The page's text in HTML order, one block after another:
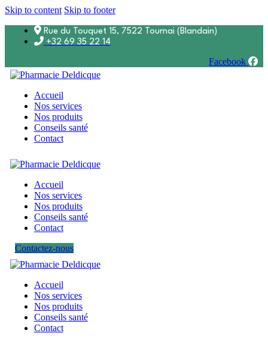
Skip to content Skip to footer
Rue du Touquet 15, 7522 Tournai (Blandain)
+32 69 35 22 14
Facebook
Accueil
Nos services
Nos produits
Conseils santé
Contact
Accueil
Nos services
Nos produits
Conseils santé
Contact
Contactez-nous
Accueil
Nos services
Nos produits
Conseils santé
Contact